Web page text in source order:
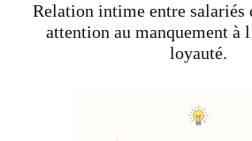
Relation intime entre salariés
attention au manquement à
loyauté.